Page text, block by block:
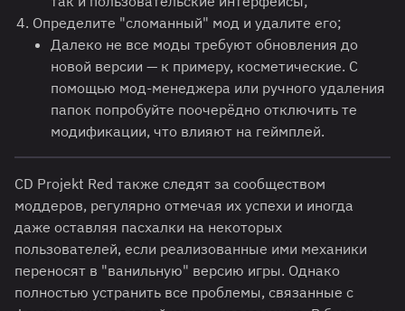
Определите "сломанный" мод и удалите его;
Далеко не все моды требуют обновления до
новой версии — к примеру, косметические. С
помощью мод-менеджера или ручного удаления
папок попробуйте поочерёдно отключить те
модификации, что влияют на геймплей.
CD Projekt Red также следят за сообществом
моддеров, регулярно отмечая их успехи и иногда
даже оставляя пасхалки на некоторых
пользователей, если реализованные ими механики
переносят в "ванильную" версию игры. Однако
полностью устранить все проблемы, связанные с